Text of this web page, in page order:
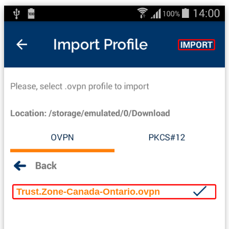
Trust.Zone-Canada-Ontario.ovpn